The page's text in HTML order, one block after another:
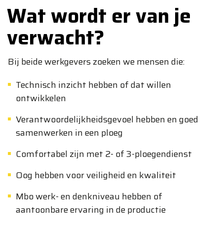
Wat wordt er van je
verwacht?
Bij beide werkgevers zoeken we mensen die:
Technisch inzicht hebben of dat willen
ontwikkelen
Verantwoordelijkheidsgevoel hebben en goed
samenwerken in een ploeg
Comfortabel zijn met 2- of 3-ploegendienst
Oog hebben voor veiligheid en kwaliteit
Mbo werk- en denkniveau hebben of
aantoonbare ervaring in de productie